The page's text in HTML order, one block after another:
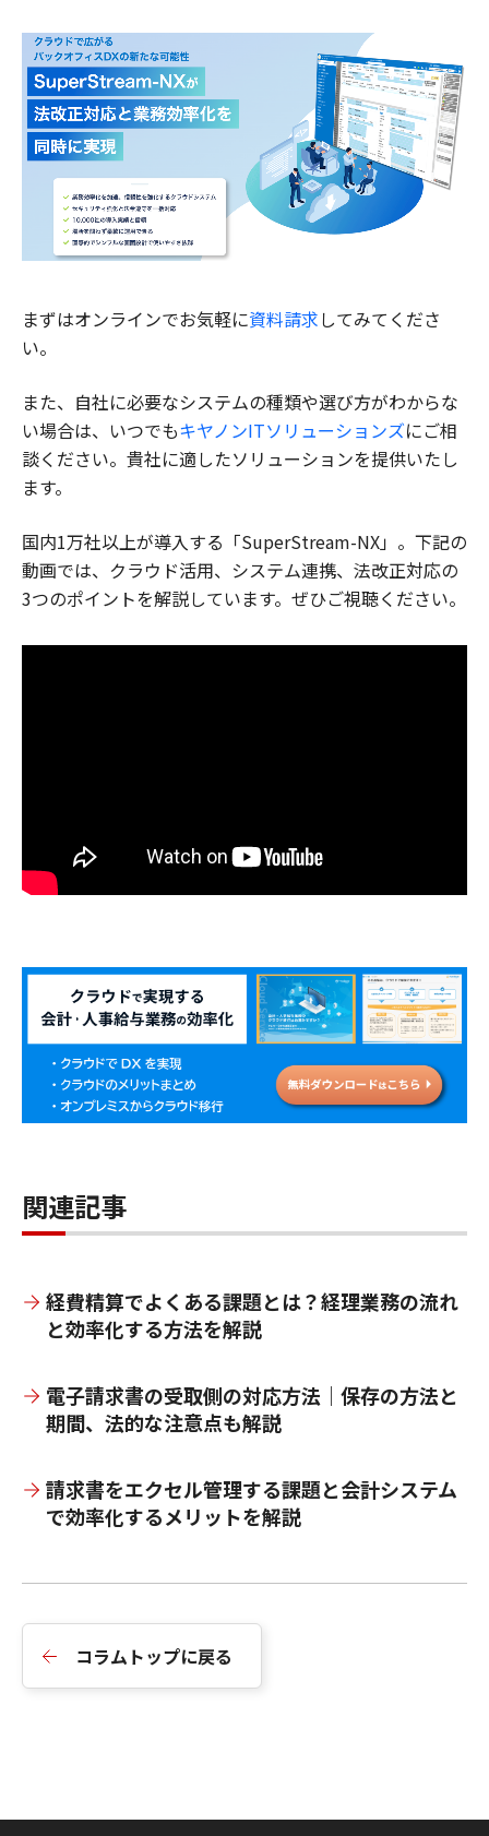
まずはオンラインでお気軽に資料請求してみてくださ
い。
また、自社に必要なシステムの種類や選び方がわからな
い場合は、いつでもキヤノンITソリューションズにご相
談ください。貴社に適したソリューションを提供いたし
ます。
国内1万社以上が導入する「SuperStream-NX」。下記の
動画では、クラウド活用、システム連携、法改正対応の
3つのポイントを解説しています。ぜひご視聴ください。
関連記事
経費精算でよくある課題とは？経理業務の流れ
と効率化する方法を解説
電子請求書の受取側の対応方法｜保存の方法と
期間、法的な注意点も解説
請求書をエクセル管理する課題と会計システム
で効率化するメリットを解説
コラムトップに戻る